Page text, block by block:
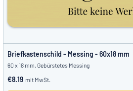
Briefkastenschild - Messing - 60x18 mm
60 x 18 mm, Gebürstetes Messing
€8.19 mit MwSt.